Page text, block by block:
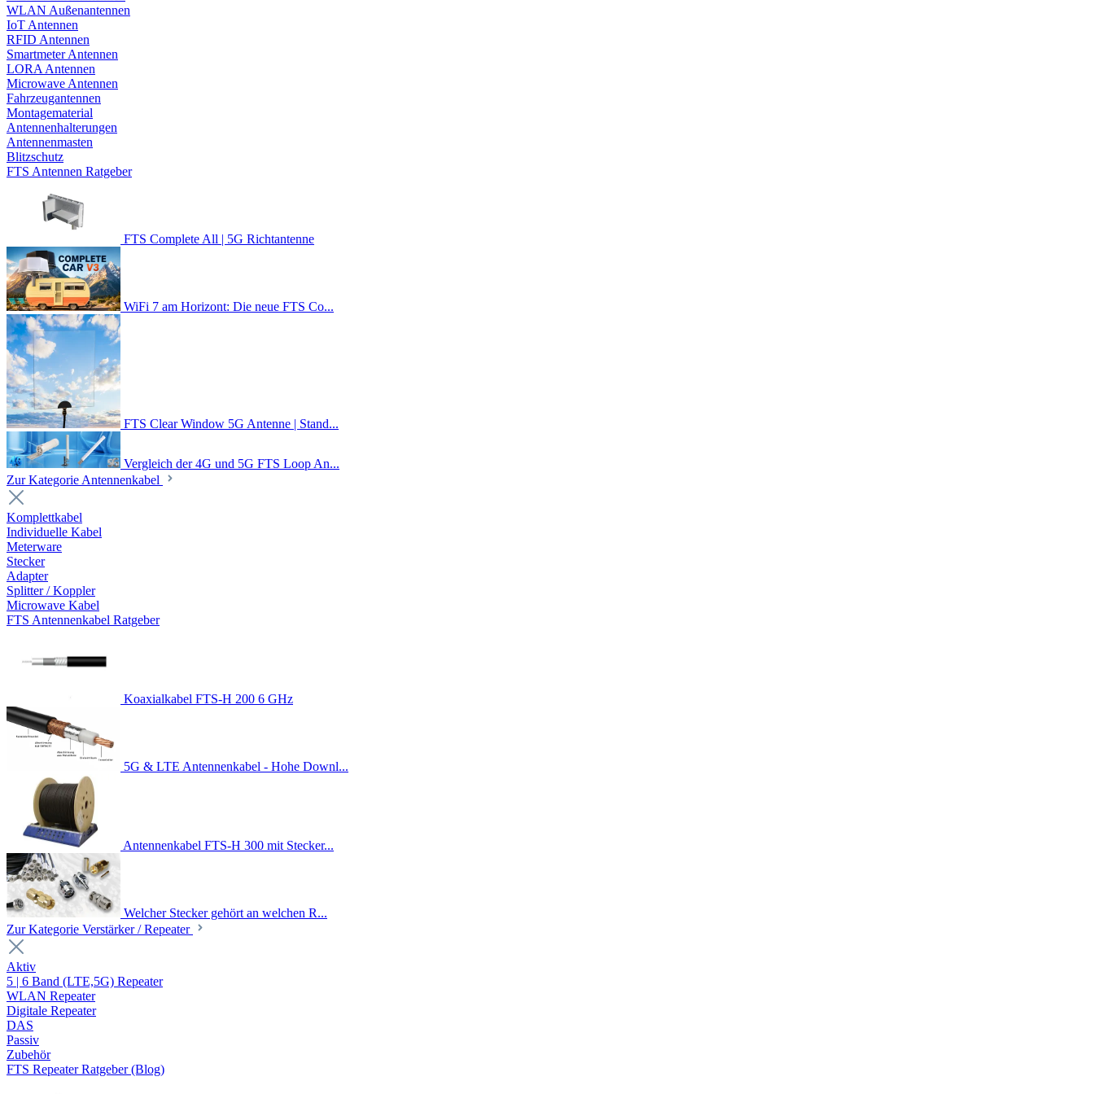
WLAN Außenantennen
IoT Antennen
RFID Antennen
Smartmeter Antennen
LORA Antennen
Microwave Antennen
Fahrzeugantennen
Montagematerial
Antennenhalterungen
Antennenmasten
Blitzschutz
FTS Antennen Ratgeber
FTS Complete All | 5G Richtantenne
WiFi 7 am Horizont: Die neue FTS Co...
FTS Clear Window 5G Antenne | Stand...
Vergleich der 4G und 5G FTS Loop An...
Zur Kategorie Antennenkabel
Komplettkabel
Individuelle Kabel
Meterware
Stecker
Adapter
Splitter / Koppler
Microwave Kabel
FTS Antennenkabel Ratgeber
Koaxialkabel FTS-H 200 6 GHz
5G & LTE Antennenkabel - Hohe Downl...
Antennenkabel FTS-H 300 mit Stecker...
Welcher Stecker gehört an welchen R...
Zur Kategorie Verstärker / Repeater
Aktiv
5 | 6 Band (LTE,5G) Repeater
WLAN Repeater
Digitale Repeater
DAS
Passiv
Zubehör
FTS Repeater Ratgeber (Blog)